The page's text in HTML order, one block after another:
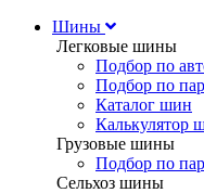
Шины
Легковые шины
Подбор по
Подбор по
Каталог шин
Калькулятор
Грузовые шины
Подбор по
Сельхоз шины